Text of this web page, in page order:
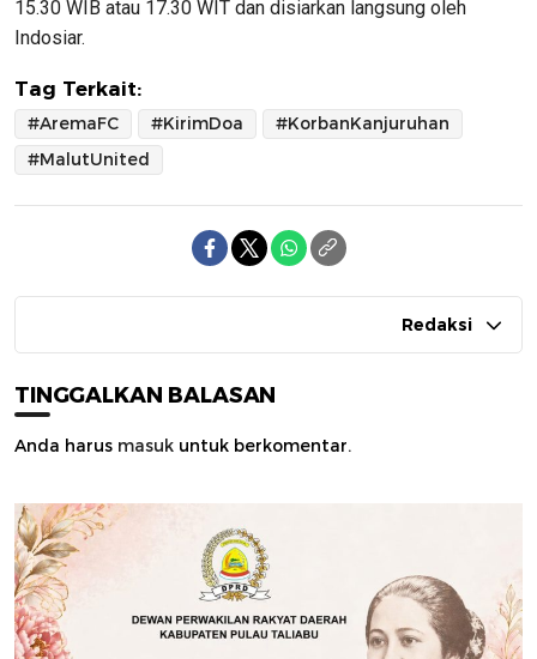
15.30 WIB atau 17.30 WIT dan disiarkan langsung oleh
Indosiar.
Tag Terkait:
#AremaFC #KirimDoa
#KorbanKanjuruhan
#MalutUnited
Redaksi
TINGGALKAN BALASAN
Anda harus masuk untuk berkomentar.